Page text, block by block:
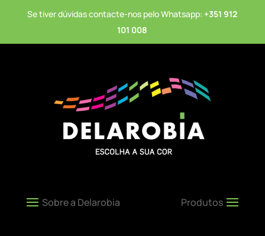
Se tiver dúvidas contacte-nos pelo Whatsapp: +351 912
101 008